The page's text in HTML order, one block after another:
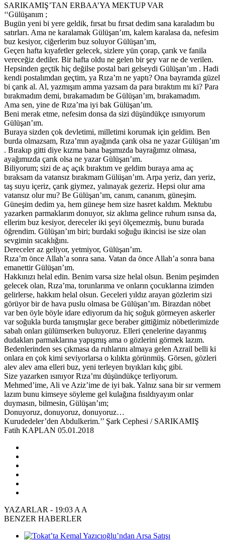
SARIKAMIŞ’TAN ERBAA’YA MEKTUP VAR
‘‘Gülüşanım ;
Bugün yeni bi yere geldik, fırsat bu fırsat dedim sana karaladım bu
satırları. Ama ne karalamak Gülüşan’ım, kalem karalasa da, nefesim
buz kesiyor, ciğerlerim buz soluyor Gülüşan’ım,
Geçen hafta kıyafetler gelecek, sizlere yün çorap, çarık ve fanila
vereceğiz dediler. Bir hafta oldu ne gelen bir şey var ne de verilen.
Hepsinden geçtik hiç değilse postal bari gelseydi Gülüşan’ım . Hadi
kendi postalımdan geçtim, ya Rıza’m ne yaptı? Ona bayramda güzel
bi çarık al. Al, yazmışım amma yazsam da para bıraktım mı ki? Para
bırakmadım demi, bırakamadım be Gülüşan’ım, bırakamadım.
Ama sen, yine de Rıza’ma iyi bak Gülüşan’ım.
Beni merak etme, nefesim donsa da sizi düşündükçe ısınıyorum
Gülüşan’ım.
Buraya sizden çok devletimi, milletimi korumak için geldim. Ben
burda olmazsam, Rıza’mın ayağında çarık olsa ne yazar Gülüşan’ım
. Bırakıp gitti diye kızma bana başımızda bayrağımız olmasa,
ayağımızda çarık olsa ne yazar Gülüşan’ım.
Biliyorum; sizi de aç açık bıraktım ve geldim buraya ama aç
bıraksam da vatansız bırakmam Gülüşan’ım. Arpa yeriz, darı yeriz,
taş suyu içeriz, çarık giymez, yalınayak gezeriz. Hepsi olur ama
vatansız olur mu? Be Gülüşan’ım, canım, cananım, güneşim.
Güneşim dedim ya, hem güneşe hem size hasret kaldım. Mektubu
yazarken parmaklarım donuyor, siz aklıma gelince ruhum ısınsa da,
ellerim buz kesiyor, dereceler iki şeyi ölçemezmiş, bunu burada
öğrendim. Gülüşan’ım biri; burdaki soğuğu ikincisi ise size olan
sevgimin sıcaklığını.
Dereceler az geliyor, yetmiyor, Gülüşan’ım.
Rıza’m önce Allah’a sonra sana. Vatan da önce Allah’a sonra bana
emanettir Gülüşan’ım.
Hakkınızı helal edin. Benim varsa size helal olsun. Benim peşimden
gelecek olan, Rıza’ma, torunlarıma ve onların çocuklarına izimden
gelirlerse, hakkım helal olsun. Geceleri yıldız arayan gözlerim sizi
görüyor bir de hava puslu olmasa be Gülüşan’ım. Birazdan nöbet
var ben öyle böyle idare ediyorum da hiç soğuk görmeyen askerler
var soğukla burda tanışmışlar gece beraber gittiğimiz nöbetlerimizde
sabah onları gülümserken buluyoruz. Elleri çenelerine dayanmış
dudakları parmaklarına yapışmış ama o gözlerini görmek lazım.
Bedenlerinden ses çıkmasa da ruhlarını almaya gelen Azrail belli ki
onlara en çok kimi seviyorlarsa o kılıkta görünmüş. Görsen, gözleri
alev alev ama elleri buz, yeni terleyen bıyıkları kılıç gibi.
Size yazarken ısınıyor Rıza’mı düşündükçe terliyorum.
Mehmed’ime, Ali ve Aziz’ime de iyi bak. Yalnız sana bir sır vermem
lazım bunu kimseye söyleme gel kulağına fısıldıyayım onlar
duymasın, bilmesin, Gülüşan’ım;
Donuyoruz, donuyoruz, donuyoruz…
Kurudedeler’den Abdulkerim.’’ Şark Cephesi / SARIKAMIŞ
Fatih KAPLAN 05.01.2018
YAZARLAR - 19:03 A A
BENZER HABERLER